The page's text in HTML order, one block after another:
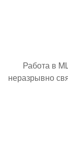
Работа в
неразрывно